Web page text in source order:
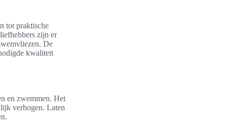
tot praktische
zijn er
De
kwaliteit
en zwemmen. Het
verhogen. Laten